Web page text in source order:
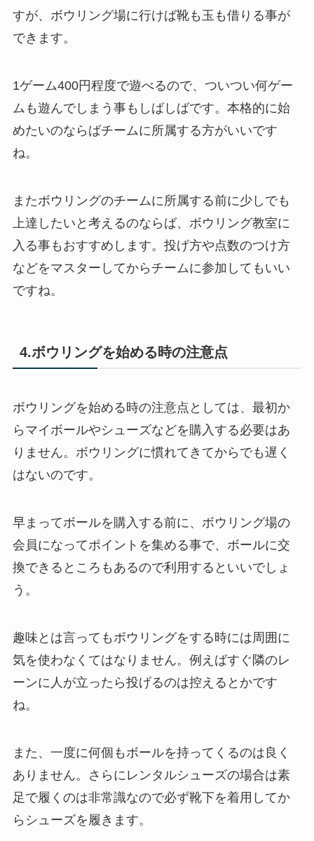
すが、ボウリング場に行けば靴も玉も借りる事が
できます。
1ゲーム400円程度で遊べるので、ついつい何ゲー
ムも遊んでしまう事もしばしばです。本格的に始
めたいのならばチームに所属する方がいいです
ね。
またボウリングのチームに所属する前に少しでも
上達したいと考えるのならば、ボウリング教室に
入る事もおすすめします。投げ方や点数のつけ方
などをマスターしてからチームに参加してもいい
ですね。
4.ボウリングを始める時の注意点
ボウリングを始める時の注意点としては、最初か
らマイボールやシューズなどを購入する必要はあ
りません。ボウリングに慣れてきてからでも遅く
はないのです。
早まってボールを購入する前に、ボウリング場の
会員になってポイントを集める事で、ボールに交
換できるところもあるので利用するといいでしょ
う。
趣味とは言ってもボウリングをする時には周囲に
気を使わなくてはなりません。例えばすぐ隣のレ
ーンに人が立ったら投げるのは控えるとかです
ね。
また、一度に何個もボールを持ってくるのは良く
ありません。さらにレンタルシューズの場合は素
足で履くのは非常識なので必ず靴下を着用してか
らシューズを履きます。